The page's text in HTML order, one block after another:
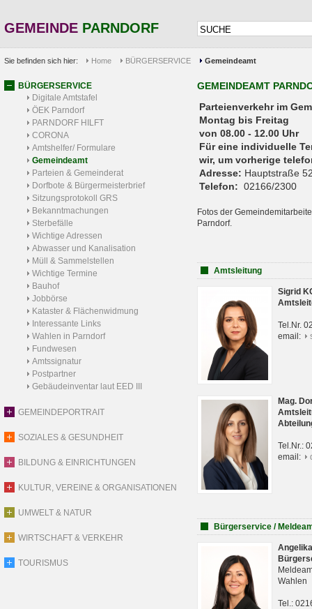
GEMEINDE PARNDORF
Sie befinden sich hier: Home BÜRGERSERVICE Gemeindeamt
BÜRGERSERVICE
Digitale Amtstafel
ÖEK Parndorf
PARNDORF HILFT
CORONA
Amtshelfer/ Formulare
Gemeindeamt
Parteien & Gemeinderat
Dorfbote & Bürgermeisterbrief
Sitzungsprotokoll GRS
Bekanntmachungen
Sterbefälle
Wichtige Adressen
Abwasser und Kanalisation
Müll & Sammelstellen
Wichtige Termine
Bauhof
Jobbörse
Kataster & Flächenwidmung
Interessante Links
Wahlen in Parndorf
Fundwesen
Amtssignatur
Postpartner
Gebäudeinventar laut EED III
GEMEINDEPORTRAIT
SOZIALES & GESUNDHEIT
BILDUNG & EINRICHTUNGEN
KULTUR, VEREINE & ORGANISATIONEN
UMWELT & NATUR
WIRTSCHAFT & VERKEHR
TOURISMUS
GEMEINDEAMT
Parteienverkehr
Montag bis Freitag
von 08.00 - 12.00 Uhr
Für eine individuelle
wir, um vorherige
Adresse: Hauptstraße
Telefon: 02166/2300
Fotos der
Parndorf.
Amtsleitung
Sigrid
Tel.Nr.
email:
Mag.
Tel.Nr.:
email:
Bürgerservice /
Wahlen
Tel.: